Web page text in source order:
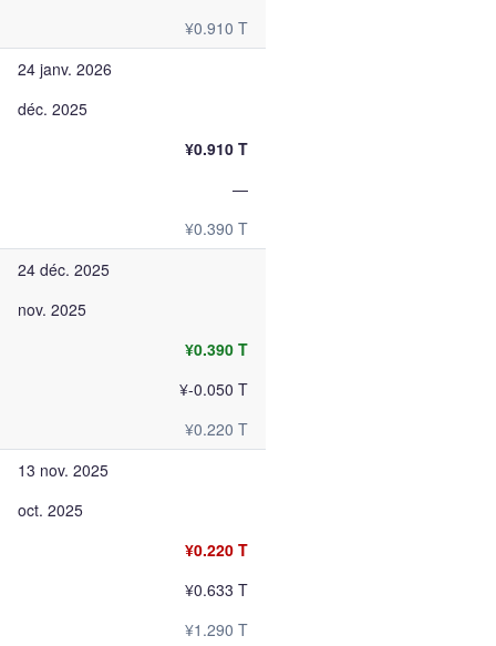
¥0.910 T
24 janv. 2026
déc. 2025
¥0.910 T
—
¥0.390 T
24 déc. 2025
nov. 2025
¥0.390 T
¥-0.050 T
¥0.220 T
13 nov. 2025
oct. 2025
¥0.220 T
¥0.633 T
¥1.290 T